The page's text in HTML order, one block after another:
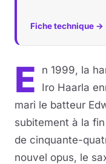
Fiche technique →
E
n 1999, la
Iro Haarla
mari le batteur
subitement à la
de cinquante-
nouvel opus, le